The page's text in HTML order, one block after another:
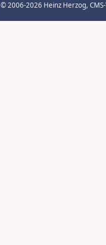
© 2006-2026 Heinz Herzog,